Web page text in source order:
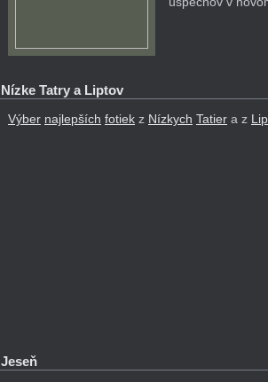
Nízke Tatry a Liptov
Výber najlepších fotiek z Nízkych Tatier a z
Jeseň